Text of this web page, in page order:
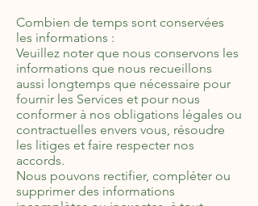
Combien de temps sont conservées
les informations :
Veuillez noter que nous conservons les
informations que nous recueillons
aussi longtemps que nécessaire pour
fournir les Services et pour nous
conformer à nos obligations légales ou
contractuelles envers vous, résoudre
les litiges et faire respecter nos
accords.
Nous pouvons rectifier, compléter ou
supprimer des informations